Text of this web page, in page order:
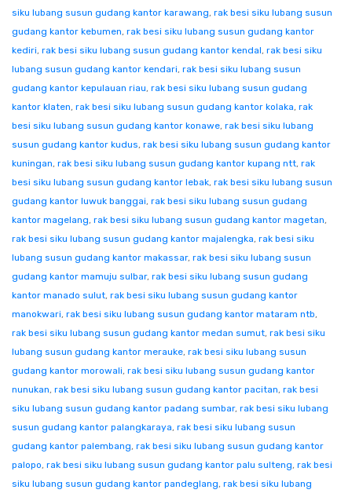
siku lubang susun gudang kantor karawang, rak besi siku lubang susun
gudang kantor kebumen, rak besi siku lubang susun gudang kantor
kediri, rak besi siku lubang susun gudang kantor kendal, rak besi siku
lubang susun gudang kantor kendari, rak besi siku lubang susun
gudang kantor kepulauan riau, rak besi siku lubang susun gudang
kantor klaten, rak besi siku lubang susun gudang kantor kolaka, rak
besi siku lubang susun gudang kantor konawe, rak besi siku lubang
susun gudang kantor kudus, rak besi siku lubang susun gudang kantor
kuningan, rak besi siku lubang susun gudang kantor kupang ntt, rak
besi siku lubang susun gudang kantor lebak, rak besi siku lubang susun
gudang kantor luwuk banggai, rak besi siku lubang susun gudang
kantor magelang, rak besi siku lubang susun gudang kantor magetan,
rak besi siku lubang susun gudang kantor majalengka, rak besi siku
lubang susun gudang kantor makassar, rak besi siku lubang susun
gudang kantor mamuju sulbar, rak besi siku lubang susun gudang
kantor manado sulut, rak besi siku lubang susun gudang kantor
manokwari, rak besi siku lubang susun gudang kantor mataram ntb,
rak besi siku lubang susun gudang kantor medan sumut, rak besi siku
lubang susun gudang kantor merauke, rak besi siku lubang susun
gudang kantor morowali, rak besi siku lubang susun gudang kantor
nunukan, rak besi siku lubang susun gudang kantor pacitan, rak besi
siku lubang susun gudang kantor padang sumbar, rak besi siku lubang
susun gudang kantor palangkaraya, rak besi siku lubang susun
gudang kantor palembang, rak besi siku lubang susun gudang kantor
palopo, rak besi siku lubang susun gudang kantor palu sulteng, rak besi
siku lubang susun gudang kantor pandeglang, rak besi siku lubang